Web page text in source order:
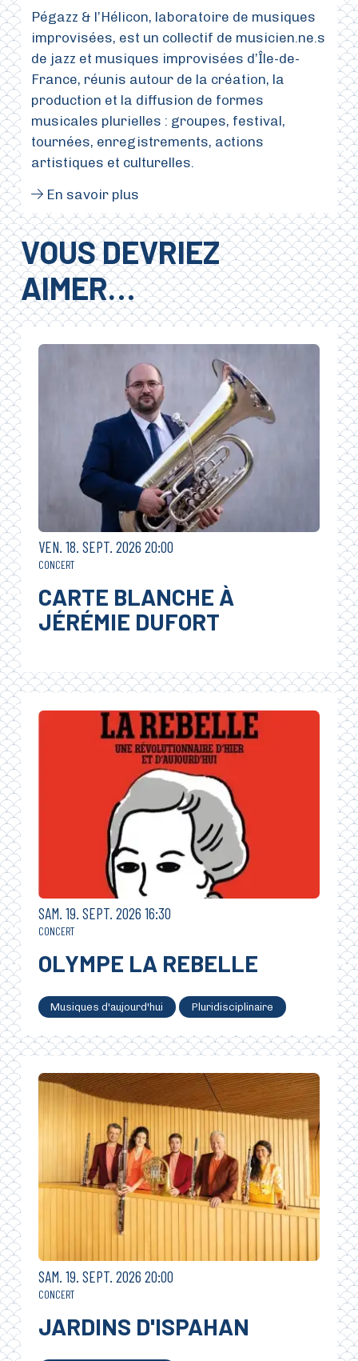
Pégazz & l’Hélicon, laboratoire de musiques
improvisées, est un collectif de musicien.ne.s
de jazz et musiques improvisées d’Île-de-
France, réunis autour de la création, la
production et la diffusion de formes
musicales plurielles : groupes, festival,
tournées, enregistrements, actions
artistiques et culturelles.
En savoir plus
VOUS DEVRIEZ
AIMER…
VENDREDI
VEN. 18. SEPTEMBRE
SEPT. 2026 20:00
CONCERT
CARTE BLANCHE À
JÉRÉMIE DUFORT
SAMEDI
SAM. 19. SEPTEMBRE
SEPT. 2026 16:30
CONCERT
OLYMPE LA REBELLE
Musiques d'aujourd'hui Pluridisciplinaire
SAMEDI
SAM. 19. SEPTEMBRE
SEPT. 2026 20:00
CONCERT
JARDINS D'ISPAHAN